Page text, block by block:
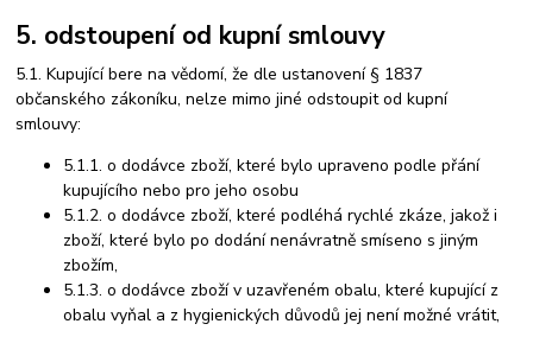
5. odstoupení od kupní smlouvy
5.1. Kupující bere na vědomí, že dle ustanovení § 1837
občanského zákoníku, nelze mimo jiné odstoupit od kupní
smlouvy:
5.1.1. o dodávce zboží, které bylo upraveno podle přání
kupujícího nebo pro jeho osobu
5.1.2. o dodávce zboží, které podléhá rychlé zkáze, jakož i
zboží, které bylo po dodání nenávratně smíseno s jiným
zbožím,
5.1.3. o dodávce zboží v uzavřeném obalu, které kupující z
obalu vyňal a z hygienických důvodů jej není možné vrátit,